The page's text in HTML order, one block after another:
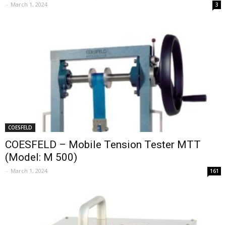
- March 1, 2024 3
COESFELD
COESFELD – Mobile Tension Tester MTT
(Model: M 500)
- March 1, 2024 161